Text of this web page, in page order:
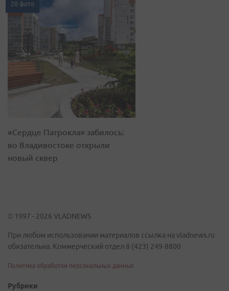
20 фото
«Сердце Патрокла» забилось:
во Владивостоке открыли
новый сквер
© 1997 - 2026 VLADNEWS
При любом использовании материалов ссылка на vladnews.ru
обязательна. Коммерческий отдел 8 (423) 249-8800
Политика обработки персональных данных
Рубрики